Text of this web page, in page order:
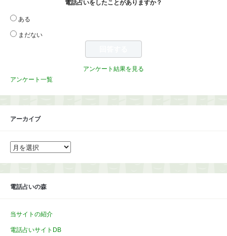
電話占いをしたことがありますか？
ある
まだない
アンケート結果を見る
アンケート一覧
アーカイブ
ア
ー
イ
電話占いの森
当サイトの紹介
電話占いサイトDB